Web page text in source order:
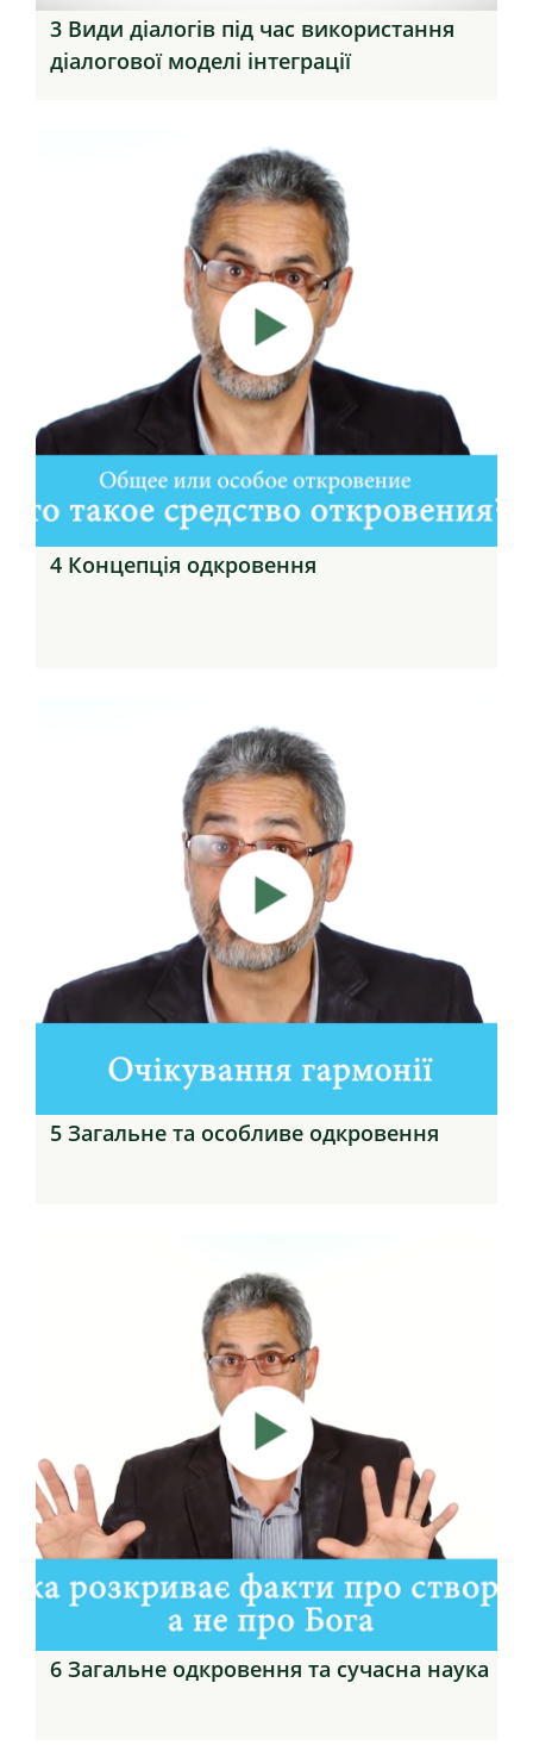
3 Види діалогів під час використання
діалогової моделі інтеграції
4 Концепція одкровення
5 Загальне та особливе одкровення
6 Загальне одкровення та сучасна наука